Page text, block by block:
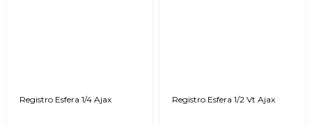
Registro Esfera 1/4 Ajax Registro Esfera 1/2 Vt Ajax